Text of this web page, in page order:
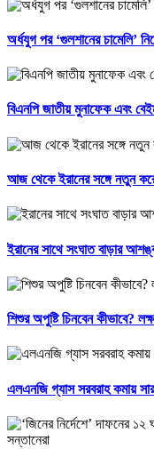
অর্ধযুগ পর ‘গুলশানের চামেলি’
বিএনপি জাতীয় মুনাফেক এবং
আজ থেকে ইরানের সঙ্গে নতুন
ইরানের সাথে সংঘাত বাড়ার
শিশুর অপুষ্টি চিনবেন কীভাবে?
এলএনজি গ্যাস সরবরাহ কমায়